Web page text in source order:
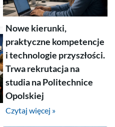
Nowe kierunki,
praktyczne kompetencje
i technologie przyszłości.
Trwa rekrutacja na
studia na Politechnice
Opolskiej
Czytaj więcej »